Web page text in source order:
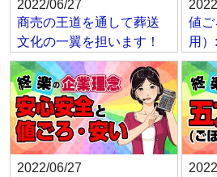
2022/06/27
商売の王道を通して葬送
文化の一翼を担います！
値
用
2022/06/27